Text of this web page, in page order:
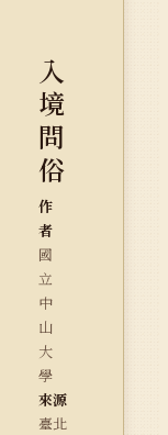
入
境
問
俗
作
者
國
立
中
山
大
學
來源
臺北